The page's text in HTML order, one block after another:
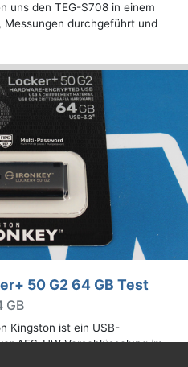
uns den TEG-S708 in einem
Messungen durchgeführt und
50 G2 64 GB Test
GB
Kingston ist ein USB-
AES-HW-Verschlüsselung im
Modell im Praxistest